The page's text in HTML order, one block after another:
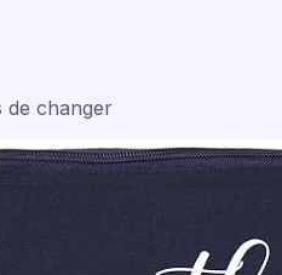
de changer